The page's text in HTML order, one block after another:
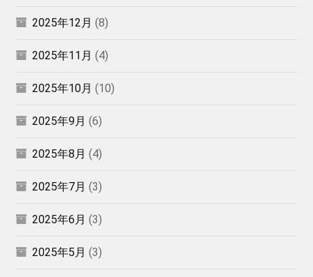
2025年12月 (8)
2025年11月 (4)
2025年10月 (10)
2025年9月 (6)
2025年8月 (4)
2025年7月 (3)
2025年6月 (3)
2025年5月 (3)